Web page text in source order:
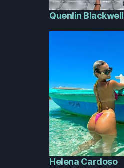
Quenlin Blackwell
Helena Cardoso